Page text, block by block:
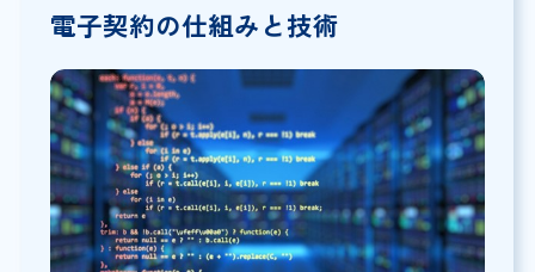
電子契約の仕組みと技術